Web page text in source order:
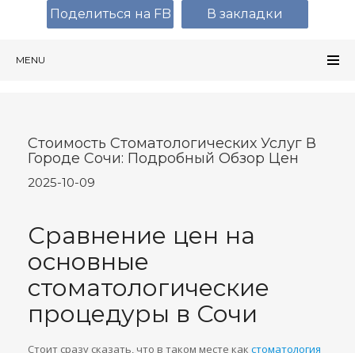
MENU
Стоимость Стоматологических Услуг В
Городе Сочи: Подробный Обзор Цен
2025-10-09
Сравнение цен на
основные
стоматологические
процедуры в Сочи
Стоит сразу сказать, что в таком месте как стоматология
Поделиться на FB В закладки